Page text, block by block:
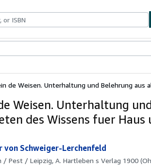
de Weisen. Unterhaltung und Belehrung aus
Weisen. Unterhaltung
des Wissens fuer Haus
von Schweiger-Lerchenfeld
/ Pest / Leipzig, A. Hartleben s Verlag 1900